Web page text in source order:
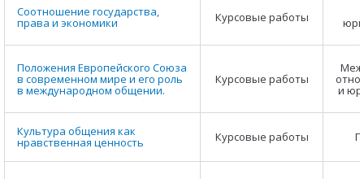
Соотношение государства,
права и экономики Курсовые работы
Положения Европейского Союза
в современном мире и его роль
в международном общении.
Курсовые работы
и
Культура общения как
нравственная ценность Курсовые работы